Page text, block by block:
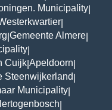
Municipality
Gemeente Almere
Cuijk Apeldoorn
Steenwijkerland
Municipality